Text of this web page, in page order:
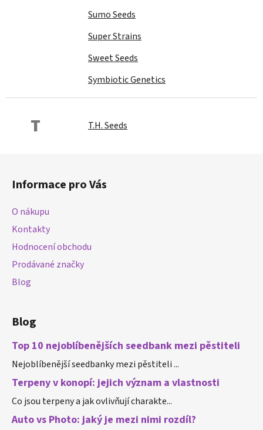
Sumo Seeds
Super Strains
Sweet Seeds
Symbiotic Genetics
T T.H. Seeds
Informace pro Vás
O nákupu
Kontakty
Hodnocení obchodu
Prodávané značky
Blog
Blog
Top 10 nejoblíbenějších seedbank mezi pěstiteli
Nejoblíbenější seedbanky mezi pěstiteli ...
Terpeny v konopí: jejich význam a vlastnosti
Co jsou terpeny a jak ovlivňují charakte...
Auto vs Photo: jaký je mezi nimi rozdíl?